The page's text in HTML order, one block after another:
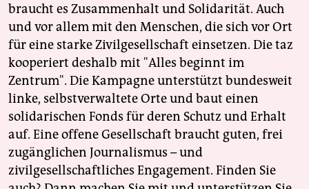
braucht es Zusammenhalt und Solidarität. Auch
und vor allem mit den Menschen, die sich vor Ort
für eine starke Zivilgesellschaft einsetzen. Die taz
kooperiert deshalb mit "Alles beginnt im
Zentrum". Die Kampagne unterstützt bundesweit
linke, selbstverwaltete Orte und baut einen
solidarischen Fonds für deren Schutz und Erhalt
auf. Eine offene Gesellschaft braucht guten, frei
zugänglichen Journalismus – und
zivilgesellschaftliches Engagement. Finden Sie